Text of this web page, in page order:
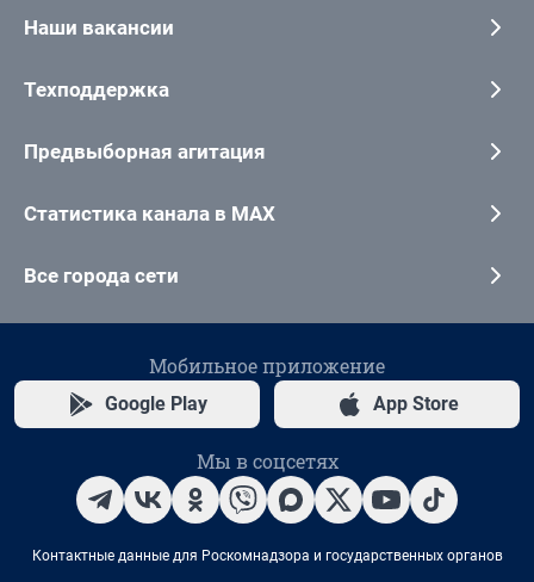
Наши вакансии
Техподдержка
Предвыборная агитация
Статистика канала в MAX
Все города сети
Мобильное приложение
Google Play App Store
Мы в соцсетях
Контактные данные для Роскомнадзора и государственных органов